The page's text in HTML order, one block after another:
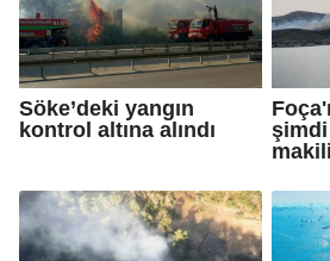
Söke’deki yangın
kontrol altına alındı